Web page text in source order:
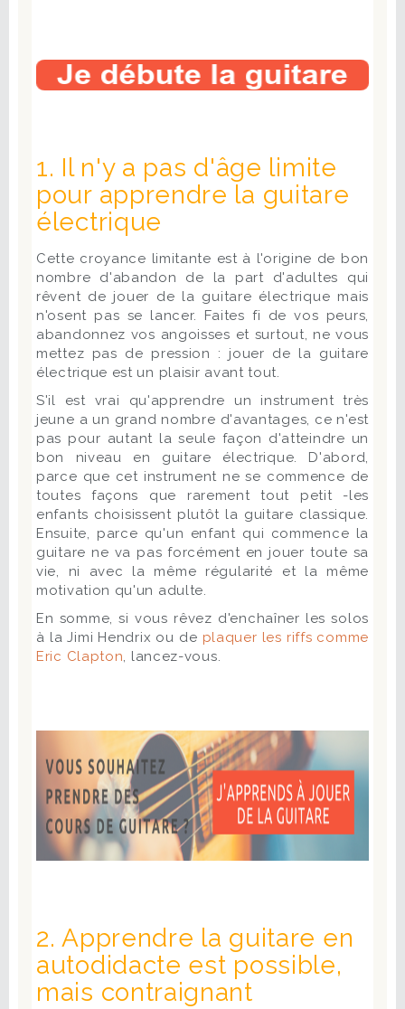
1. Il n'y a pas d'âge limite
pour apprendre la guitare
électrique
Cette croyance limitante est à l'origine de bon
nombre d'abandon de la part d'adultes qui
rêvent de jouer de la guitare électrique mais
n'osent pas se lancer. Faites fi de vos peurs,
abandonnez vos angoisses et surtout, ne vous
mettez pas de pression : jouer de la guitare
électrique est un plaisir avant tout.
S'il est vrai qu'apprendre un instrument très
jeune a un grand nombre d'avantages, ce n'est
pas pour autant la seule façon d'atteindre un
bon niveau en guitare électrique. D'abord,
parce que cet instrument ne se commence de
toutes façons que rarement tout petit -les
enfants choisissent plutôt la guitare classique.
Ensuite, parce qu'un enfant qui commence la
guitare ne va pas forcément en jouer toute sa
vie, ni avec la même régularité et la même
motivation qu'un adulte.
En somme, si vous rêvez d'enchaîner les solos
à la Jimi Hendrix ou de plaquer les riffs comme
Eric Clapton, lancez-vous.
2. Apprendre la guitare en
autodidacte est possible,
mais contraignant